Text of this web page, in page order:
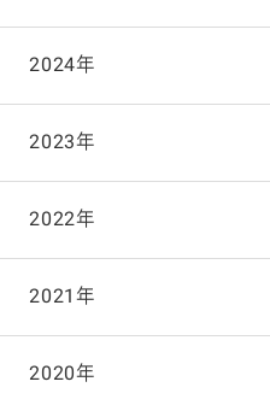
2025年12月
2025年11月
2025年10月
2025年9月
2025年8月
2024年
2024年12月
2024年11月
2024年10月
2024年9月
2023年
2023年12月
2023年11月
2023年10月
2022年
2022年12月
2022年11月
2021年
2021年12月
2020年